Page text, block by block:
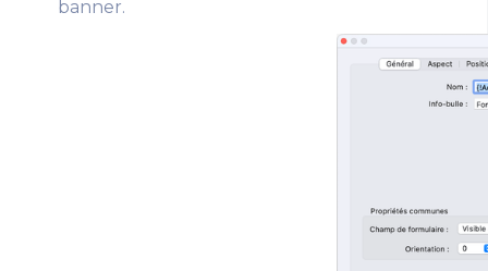
banner.